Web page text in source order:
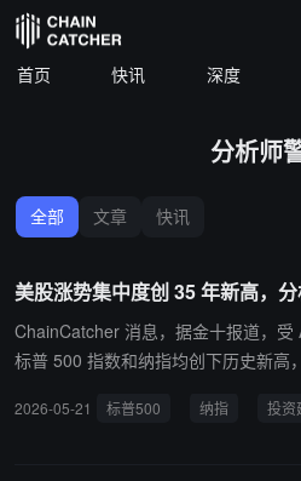
首页 快讯 深度
分析师
全部 文章 快讯
美股涨势集中度创 35 年新高，
ChainCatcher 消息，据金十报道，受
标普 500 指数和纳指均创下历史新高
的六周内，按市值加权的标普 500 指
2026-05-21 标普500 纳指 投资